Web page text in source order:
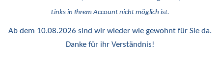
Links in Ihrem Account nicht möglich ist.
Ab dem 10.08.2026 sind wir wieder wie gewohnt für Sie da.
Danke für ihr Verständnis!